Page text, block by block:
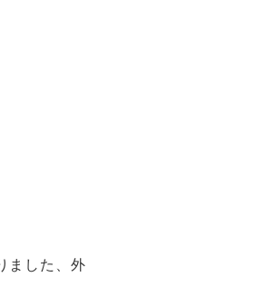
ました、外